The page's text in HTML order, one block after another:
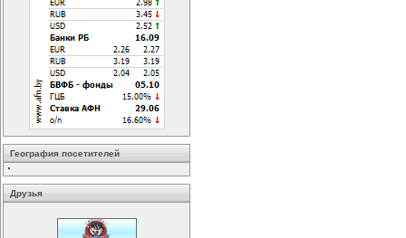
География посетителей
Друзья